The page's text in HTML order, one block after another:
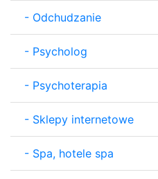
- Odchudzanie
- Psycholog
- Psychoterapia
- Sklepy internetowe
- Spa, hotele spa